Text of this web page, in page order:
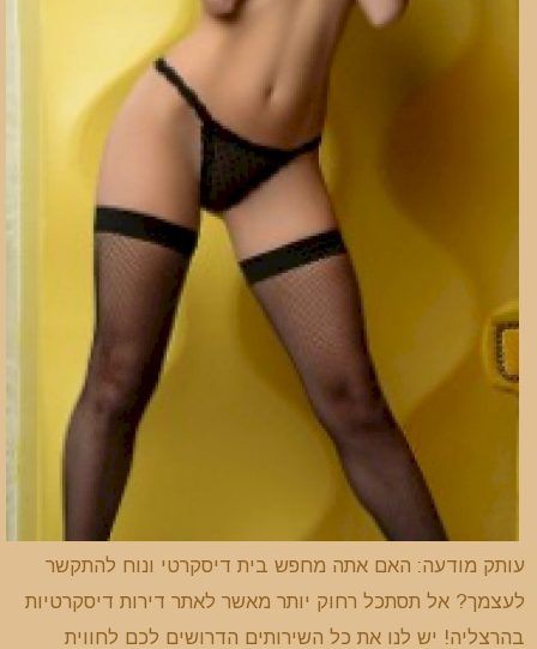
עותק מודעה: האם אתה מחפש בית דיסקרטי ונוח להתקשר
לעצמך? אל תסתכל רחוק יותר מאשר לאתר דירות דיסקרטיות
בהרצליה! יש לנו את כל השירותים הדרושים לכם לחווית